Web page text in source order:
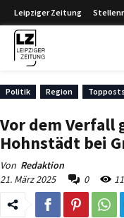
Leipziger Zeitung
Politik Region Topposts
Vor dem Verfall
Hohnstädt bei
Von Redaktion
21. März 2025
0